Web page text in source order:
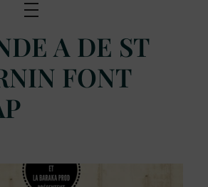
A DE ST
FONT